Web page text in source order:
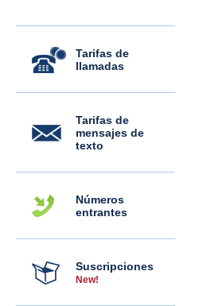
Tarifas de
llamadas
Tarifas de
mensajes de
texto
Números
entrantes
Suscripciones
New!